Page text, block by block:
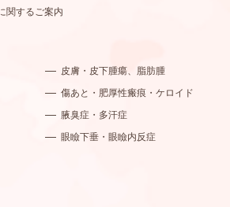
関するご案内
皮膚・皮下腫瘍、脂肪腫
傷あと・肥厚性瘢痕・ケロイド
腋臭症・多汗症
眼瞼下垂・眼瞼内反症